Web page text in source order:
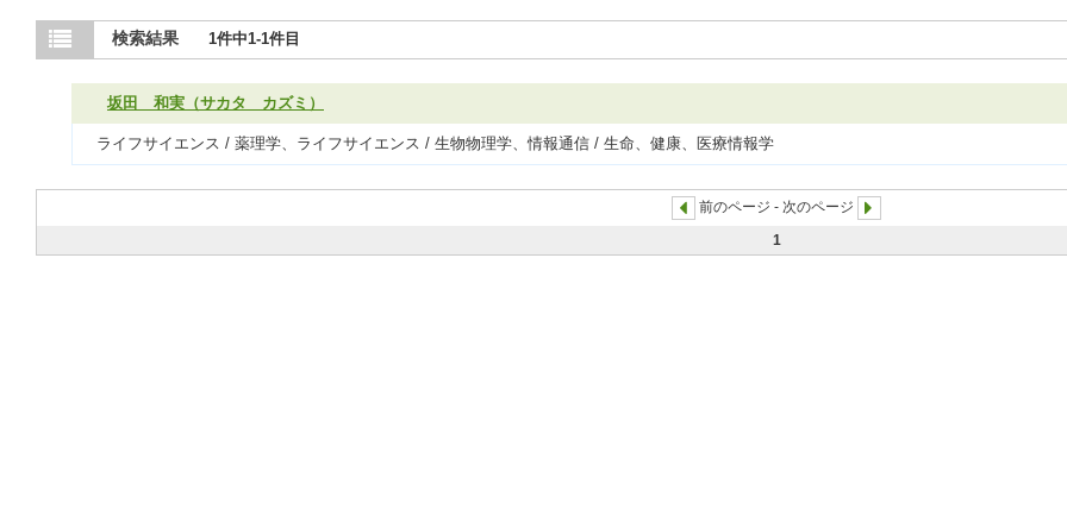
検索結果 1件中1-1件目
坂田 和実（サカタ カズミ）
ライフサイエンス / 薬理学、ライフサイエンス / 生物物理学、情報通信 / 生命、健康、医療情報学
前のページ - 次のページ
1